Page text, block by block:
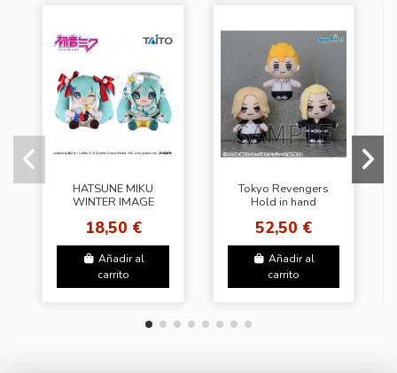
HATSUNE MIKU
WINTER IMAGE
18,50 €
Añadir al
carrito
Tokyo Revengers
Hold in hand
completo)
52,50 €
Añadir al
carrito